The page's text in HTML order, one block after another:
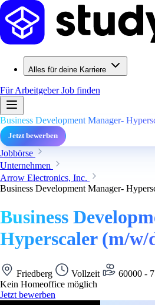
Alles für deine Karriere
Für ArbeitgeberJob finden
Business Development Manager-
Jetzt bewerben
Jobbörse
Unternehmen
Arrow Electronics, Inc.
Business Development Manager-
Business
Hyperscaler (m/w/
Friedberg Vollzeit
60000 -
Kein Homeoffice möglich
Jetzt bewerben